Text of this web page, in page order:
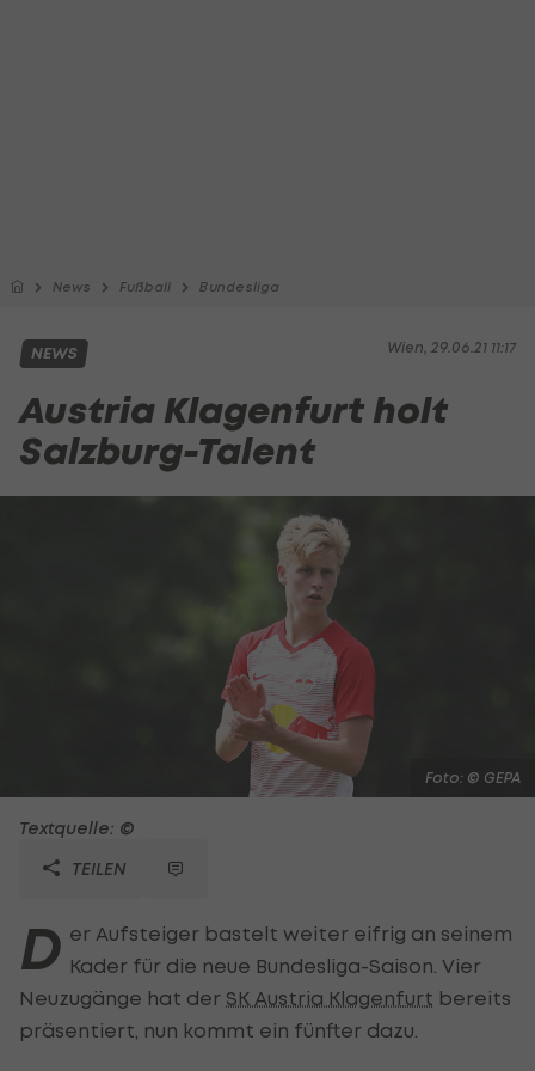
News Fußball Bundesliga
Wien, 29.06.21 11:17
NEWS
Austria Klagenfurt holt
Salzburg-Talent
Foto: © GEPA
Textquelle: ©
TEILEN
D er Aufsteiger bastelt weiter eifrig an seinem
Kader für die neue Bundesliga-Saison. Vier
Neuzugänge hat der SK Austria Klagenfurt bereits
präsentiert, nun kommt ein fünfter dazu.